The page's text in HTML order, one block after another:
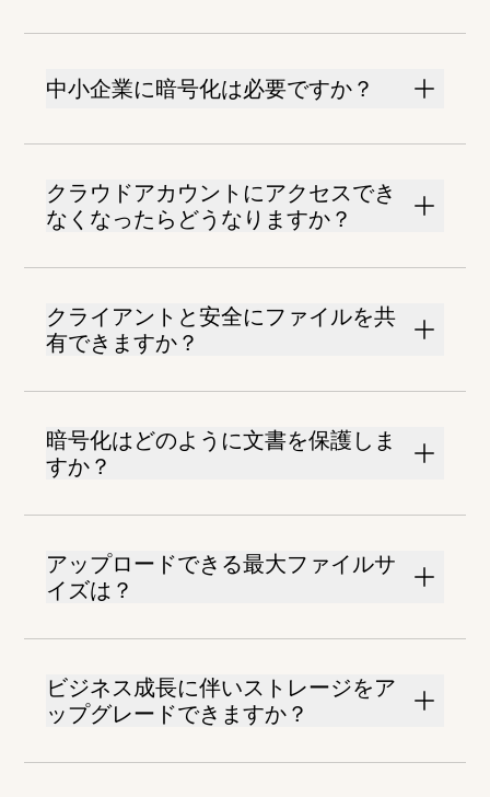
中小企業に暗号化は必要ですか？
クラウドアカウントにアクセスでき
なくなったらどうなりますか？
クライアントと安全にファイルを共
有できますか？
暗号化はどのように文書を保護しま
すか？
アップロードできる最大ファイルサ
イズは？
ビジネス成長に伴いストレージをア
ップグレードできますか？